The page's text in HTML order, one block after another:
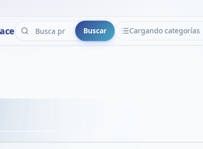
Buscar Cargando categorías
CATEGORÍAS